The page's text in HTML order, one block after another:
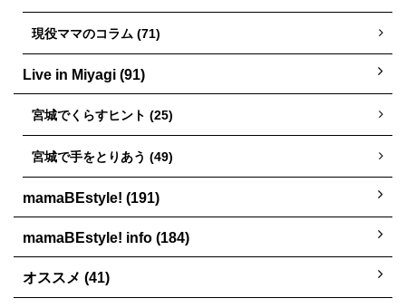
現役ママのコラム (71)
Live in Miyagi (91)
宮城でくらすヒント (25)
宮城で手をとりあう (49)
mamaBEstyle! (191)
mamaBEstyle! info (184)
オススメ (41)